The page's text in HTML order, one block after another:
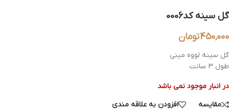
گل سینه کد0006
450,000تومان
گل سینه لووه مینی
طول 3 سانت
در انبار موجود نمی باشد
مقایسه
افزودن به علاقه مندی